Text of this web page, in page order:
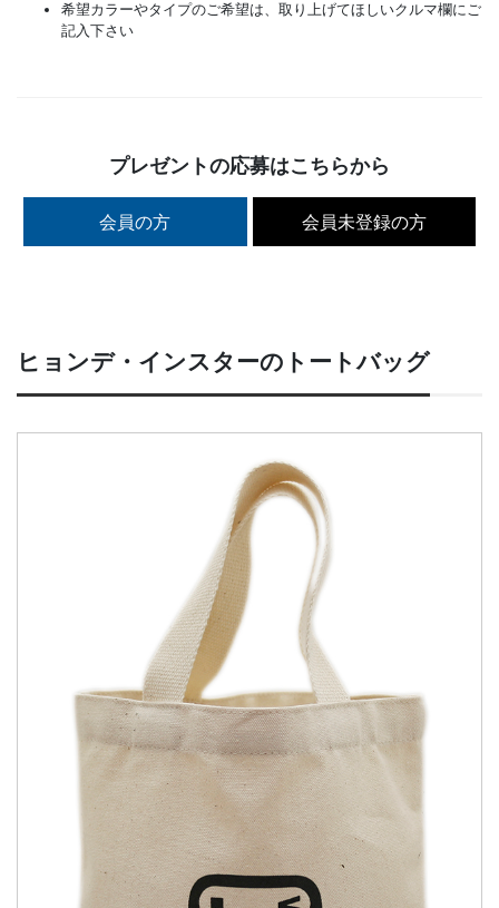
希望カラーやタイプのご希望は、取り上げてほしいクルマ欄にご
記入下さい
プレゼントの応募はこちらから
会員の方 会員未登録の方
ヒョンデ・インスターのトートバッグ